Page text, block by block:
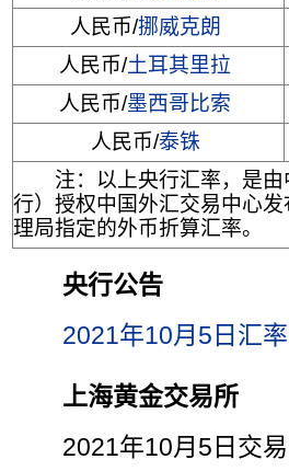
人民币/挪威克朗
人民币/土耳其里拉
人民币/墨西哥比索
人民币/泰铢
注：以上央行汇率，是
行）授权中国外汇交易中心
理局指定的外币折算汇率。
央行公告
2021年10月5日汇
上海黄金交易所
2021年10月5日交易